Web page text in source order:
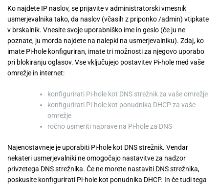
Ko najdete IP naslov, se prijavite v administratorski vmesnik
usmerjevalnika tako, da naslov (včasih z priponko /admin) vtipkate
v brskalnik. Vnesite svoje uporabniško ime in geslo (če ju ne
poznate, ju morda najdete na nalepki na usmerjevalniku). Zdaj, ko
imate Pi-hole konfiguriran, imate tri možnosti za njegovo uporabo
pri blokiranju oglasov. Vse vključujejo postavitev Pi-hole med vaše
omrežje in internet:
konfigurirati Pi-hole kot DNS strežnik za vaše omrežje
konfigurirati Pi-hole kot ponudnika DHCP za vaše
omrežje
ročno usmeriti naprave na Pi-hole za DNS
Najenostavneje je uporabiti Pi-hole kot DNS strežnik. Vendar
nekateri usmerjevalniki ne omogočajo nastavitve za nadzor
privzetega DNS strežnika. Če ne morete nastaviti DNS strežnika,
poskusite konfigurirati Pi-hole kot ponudnika DHCP. In če tudi tega